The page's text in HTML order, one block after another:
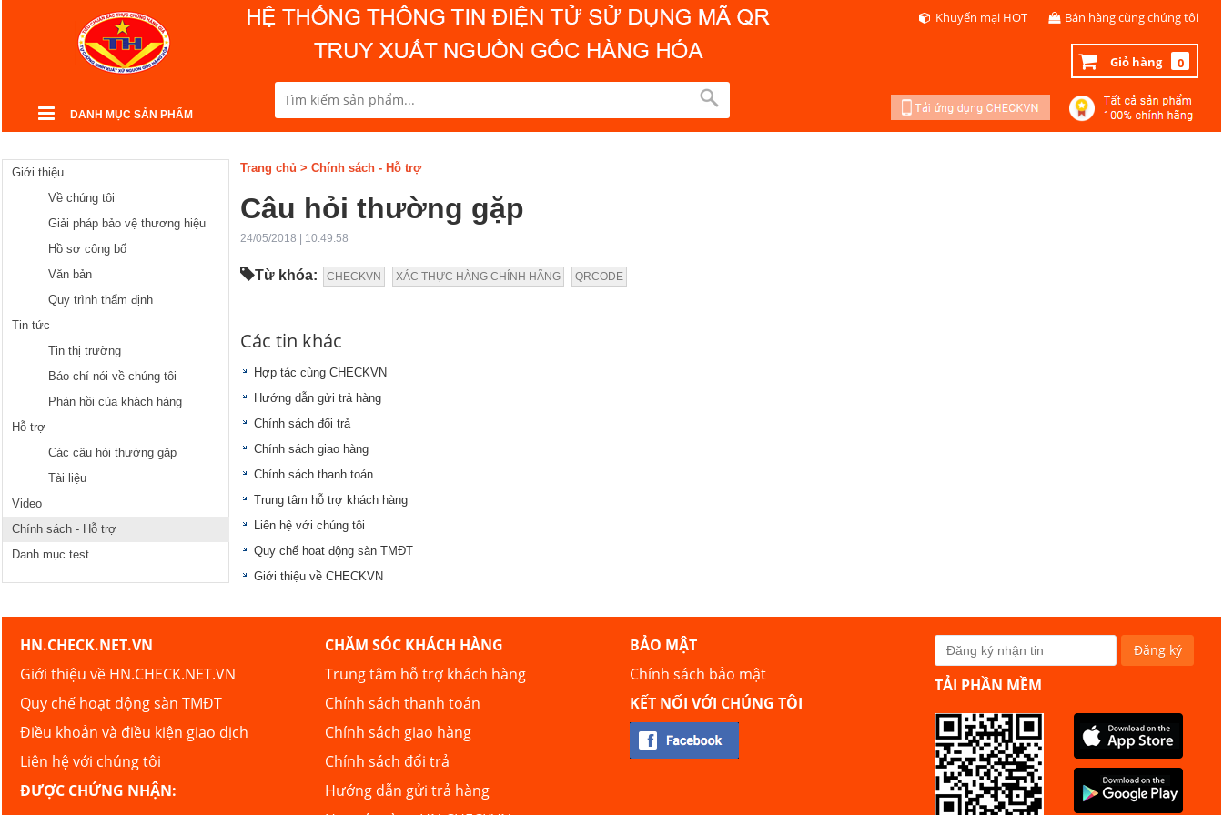
DANH MỤC SẢN PHẨM
Khuyến mại HOT Bán hàng cùng chúng tôi
Giỏ hàng 0
Giới thiệu
Về chúng tôi
Giải pháp bảo vệ thương hiệu
Hồ sơ công bố
Văn bản
Quy trình thẩm định
Tin tức
Tin thị trường
Báo chí nói về chúng tôi
Phản hồi của khách hàng
Hỗ trợ
Các câu hỏi thường gặp
Tài liệu
Video
Chính sách - Hỗ trợ
Danh mục test
Trang chủ > Chính sách - Hỗ trợ
Câu hỏi thường gặp
24/05/2018 | 10:49:58
Từ khóa: CHECKVN XÁC THỰC HÀNG CHÍNH HÃNG QRCODE
Các tin khác
Hợp tác cùng CHECKVN
Hướng dẫn gửi trả hàng
Chính sách đổi trả
Chính sách giao hàng
Chính sách thanh toán
Trung tâm hỗ trợ khách hàng
Liên hệ với chúng tôi
Quy chế hoạt động sàn TMĐT
Giới thiệu về CHECKVN
HN.CHECK.NET.VN
Giới thiệu về HN.CHECK.NET.VN
Quy chế hoạt động sàn TMĐT
Điều khoản và điều kiện giao dịch
Liên hệ với chúng tôi
ĐƯỢC CHỨNG NHẬN:
CHĂM SÓC KHÁCH HÀNG
Trung tâm hỗ trợ khách hàng
Chính sách thanh toán
Chính sách giao hàng
Chính sách đổi trả
Hướng dẫn gửi trả hàng
BẢO MẬT
Chính sách bảo mật
KẾT NỐI VỚI CHÚNG TÔI
TẢI PHẦN MỀM